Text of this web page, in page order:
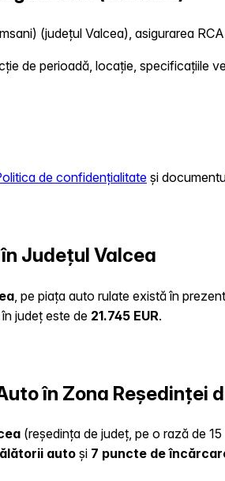
(județul Valcea), asigurarea
de perioadă, locație, specificațiile
de confidențialitate și
Județul Valcea
, pe piața auto rulate există în
județ este de 21.745 EUR.
în Zona Reședinței
(reședința de județ, pe o rază de
auto și 7 puncte de